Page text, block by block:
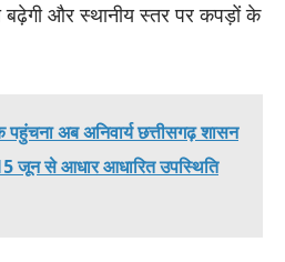
बढ़ेगी और स्थानीय स्तर पर कपड़ों के
अब अनिवार्य छत्तीसगढ़ शासन
जून से आधार आधारित उपस्थिति